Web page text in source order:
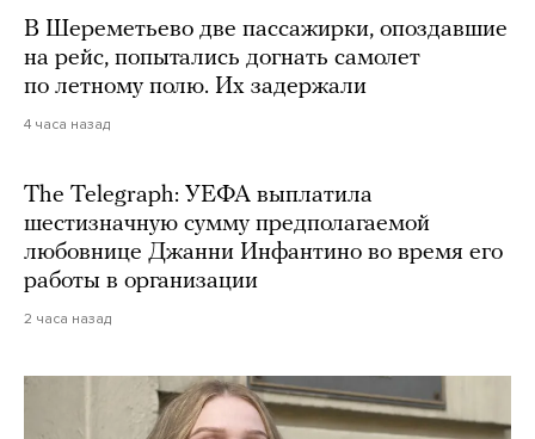
В Шереметьево две пассажирки, опоздавшие
на рейс, попытались догнать самолет
по летному полю. Их задержали
4 часа назад
The Telegraph: УЕФА выплатила
шестизначную сумму предполагаемой
любовнице Джанни Инфантино во время его
работы в организации
2 часа назад